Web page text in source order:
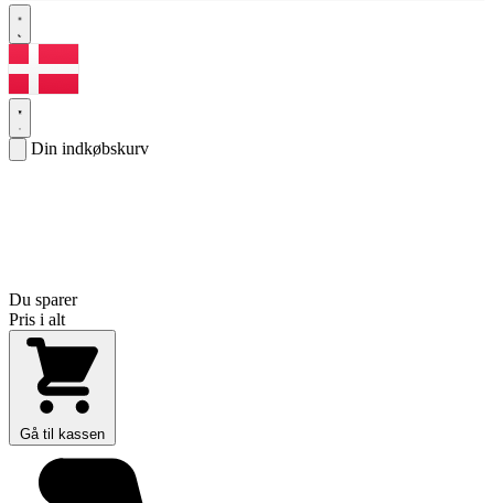
Din indkøbskurv
Du sparer
Pris i alt
Gå til kassen